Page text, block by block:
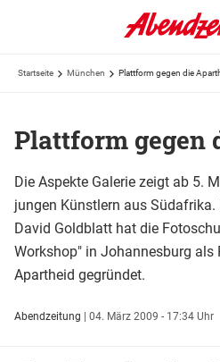
Startseite München Plattform gegen die
Plattform gegen
Die Aspekte Galerie zeigt ab 5.
jungen Künstlern aus
David Goldblatt hat die
Workshop" in Johannesburg als
Apartheid gegründet.
Abendzeitung | 04. März 2009 - 17:34 Uhr